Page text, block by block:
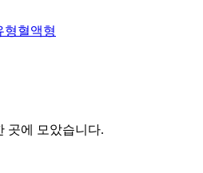
형혈액형
곳에 모았습니다.